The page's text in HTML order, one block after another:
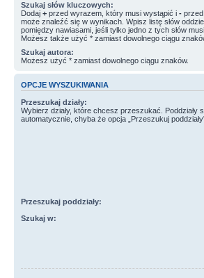
Szukaj słów kluczowych:
Dodaj + przed wyrazem, który musi wystąpić i -
może znaleźć się w wynikach. Wpisz listę słów
pomiędzy nawiasami, jeśli tylko jedno z tych słów
Możesz także użyć * zamiast dowolnego ciągu
Szukaj autora:
Możesz użyć * zamiast dowolnego ciągu znaków.
OPCJE WYSZUKIWANIA
Przeszukaj działy:
Wybierz działy, które chcesz przeszukać. Poddziały
automatycznie, chyba że opcja „Przeszukuj
Przeszukaj poddziały:
Szukaj w: